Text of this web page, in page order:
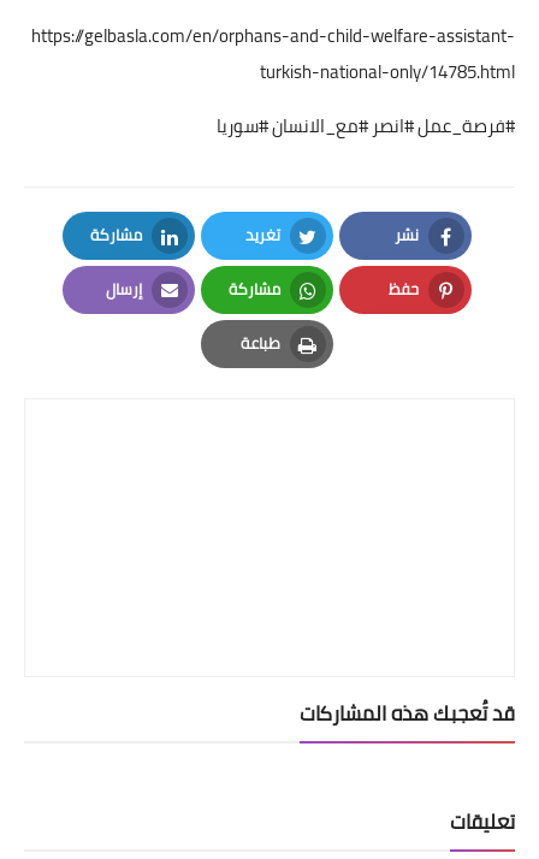
https://gelbasla.com/en/orphans-and-child-welfare-assistant-
turkish-national-only/14785.html
#فرصة_عمل #انصر #مع_الانسان #سوريا
نشر
Facebook
تغريد
Twitter
مشاركة
LinkedIn
حفظ
Pinterest
مشاركة
Whatsapp
إرسال
Email
طباعة
Print
قد تُعجبك هذه المشاركات
تعليقات